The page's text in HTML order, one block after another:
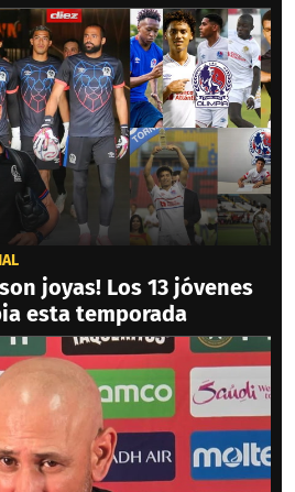
joyas! Los 13 jóvenes
esta temporada